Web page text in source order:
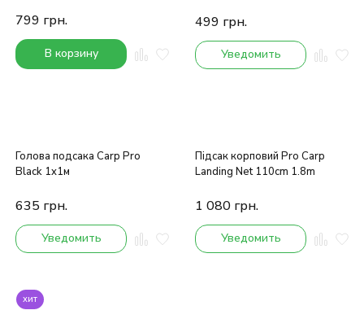
799 грн.
В корзину
499 грн.
Уведомить
Голова подсакa Carp Pro
Black 1x1м
635 грн.
Уведомить
Підсак корповий Pro Carp
Landing Net 110cm 1.8m
1 080 грн.
Уведомить
хит